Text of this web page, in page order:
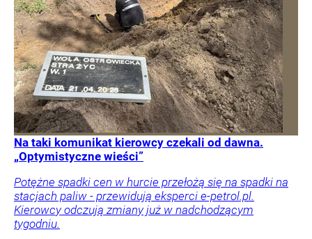
Na taki komunikat kierowcy czekali od dawna.
„Optymistyczne wieści”
Potężne spadki cen w hurcie przełożą się na spadki na
stacjach paliw - przewidują eksperci e-petrol.pl.
Kierowcy odczują zmiany już w nadchodzącym
tygodniu.